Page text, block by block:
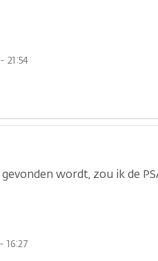
21:54
wordt, zou ik de
16:27